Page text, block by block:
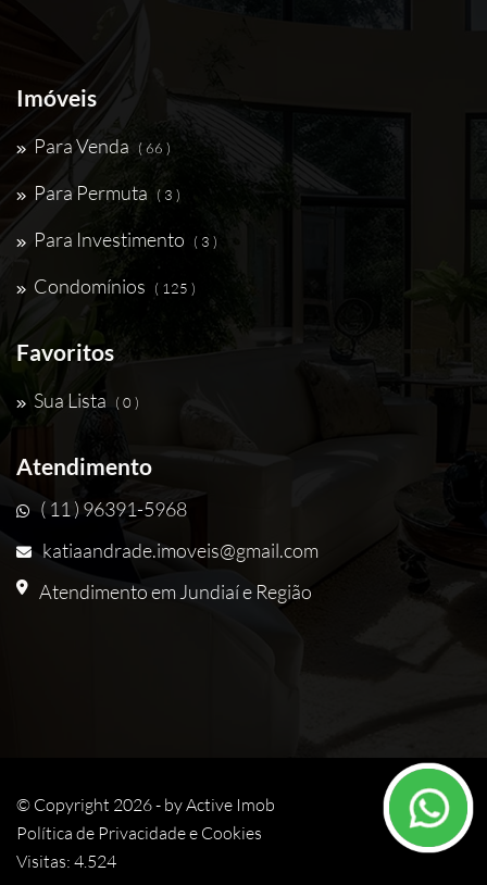
Imóveis
Para Venda ( 66 )
Para Permuta ( 3 )
Para Investimento ( 3 )
Condomínios ( 125 )
Favoritos
Sua Lista ( 0 )
Atendimento
( 11 ) 96391-5968
katiaandrade.imoveis@gmail.com
Atendimento em Jundiaí e Região
© Copyright 2026 - byActive Imob
Política de Privacidade e Cookies
Visitas: 4.524